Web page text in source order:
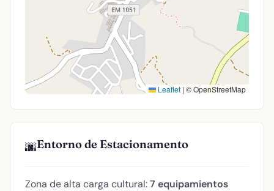
Leaflet | © OpenStreetMap
🌆Entorno de Estacionamento
Zona de alta carga cultural:7 equipamientos